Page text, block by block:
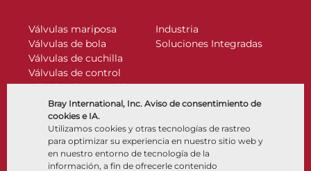
Bray International, Inc. Aviso de consentimiento de
cookies e IA.
Utilizamos cookies y otras tecnologías de rastreo
para optimizar su experiencia en nuestro sitio web y
en nuestro entorno de tecnología de la
información, a fin de ofrecerle contenido
Válvulas mariposa
Válvulas de bola
Válvulas de cuchilla
Válvulas de control
Válvulas de retención
Actuadores
Accesorios de control
Criogénico
Industria
Soluciones Integradas
Compañía Recursos